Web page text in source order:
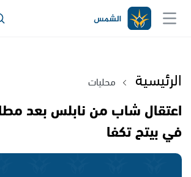
الرئيسية محليات
اعتقال شاب من نابلس بعد
في بيتح تكفا